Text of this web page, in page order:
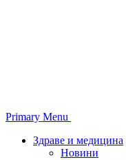
Primary Menu
Здраве и медицина
Новини